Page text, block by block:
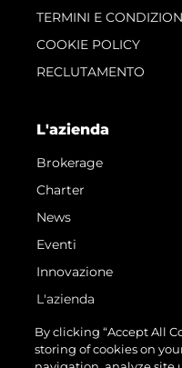
TERMINI E
COOKIE POLICY
RECLUTAMENTO
L'azienda
Brokerage
Charter
News
Eventi
Innovazione
L'azienda
Il Team
Lifestyle
By clicking “Accept All
storing of cookies on